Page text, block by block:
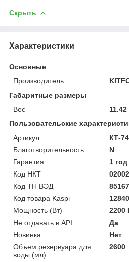
Скрыть
Характеристики
Основные
Производитель
Габаритные размеры
Вес
11.42
Пользовательские
Артикул
КТ-
Благотворительность
N
Гарантия
1
Код НКТ
Код ТН ВЭД
Код товара Kaspi
Мощность (Bт)
2200
Не отдавать в API
Да
Новинка
Нет
Объем резервуара для
воды (мл)
2600